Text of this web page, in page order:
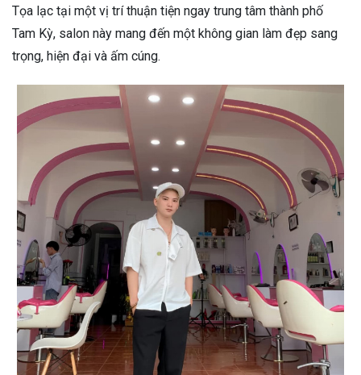
Tọa lạc tại một vị trí thuận tiện ngay trung tâm thành phố
Tam Kỳ, salon này mang đến một không gian làm đẹp sang
trọng, hiện đại và ấm cúng.